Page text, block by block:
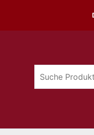
springen Suchen